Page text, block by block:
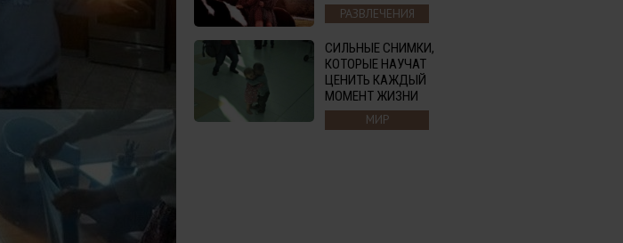
РАЗВЛЕЧЕНИЯ
СИЛЬНЫЕ СНИМКИ,
КОТОРЫЕ НАУЧАТ
ЦЕНИТЬ КАЖДЫЙ
МОМЕНТ ЖИЗНИ
МИР